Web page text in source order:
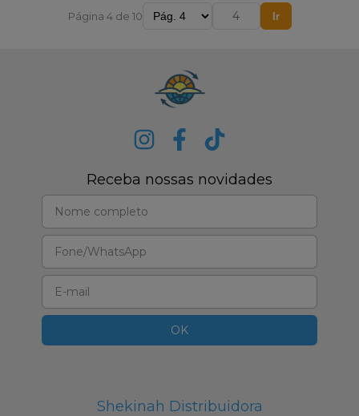
Página 4 de 10 Ir
Receba nossas novidades
Shekinah Distribuidora